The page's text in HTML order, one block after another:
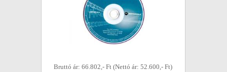
Bruttó ár: 66.802,- Ft (Nettó ár: 52.600,- Ft)